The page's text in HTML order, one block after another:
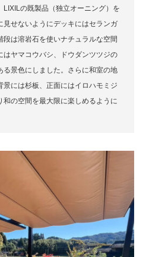
LIXILの既製品（独立オーニング）を
見せないようにデッキにはセランガ
は溶岩石を使いナチュラルな空間
はヤマコウバシ、ドウダンツツジの
る景色にしました。さらに和室の地
景には杉板、正面にはイロハモミジ
和の空間を最大限に楽しめるように